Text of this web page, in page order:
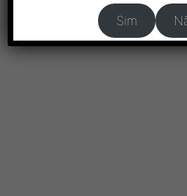
Sim